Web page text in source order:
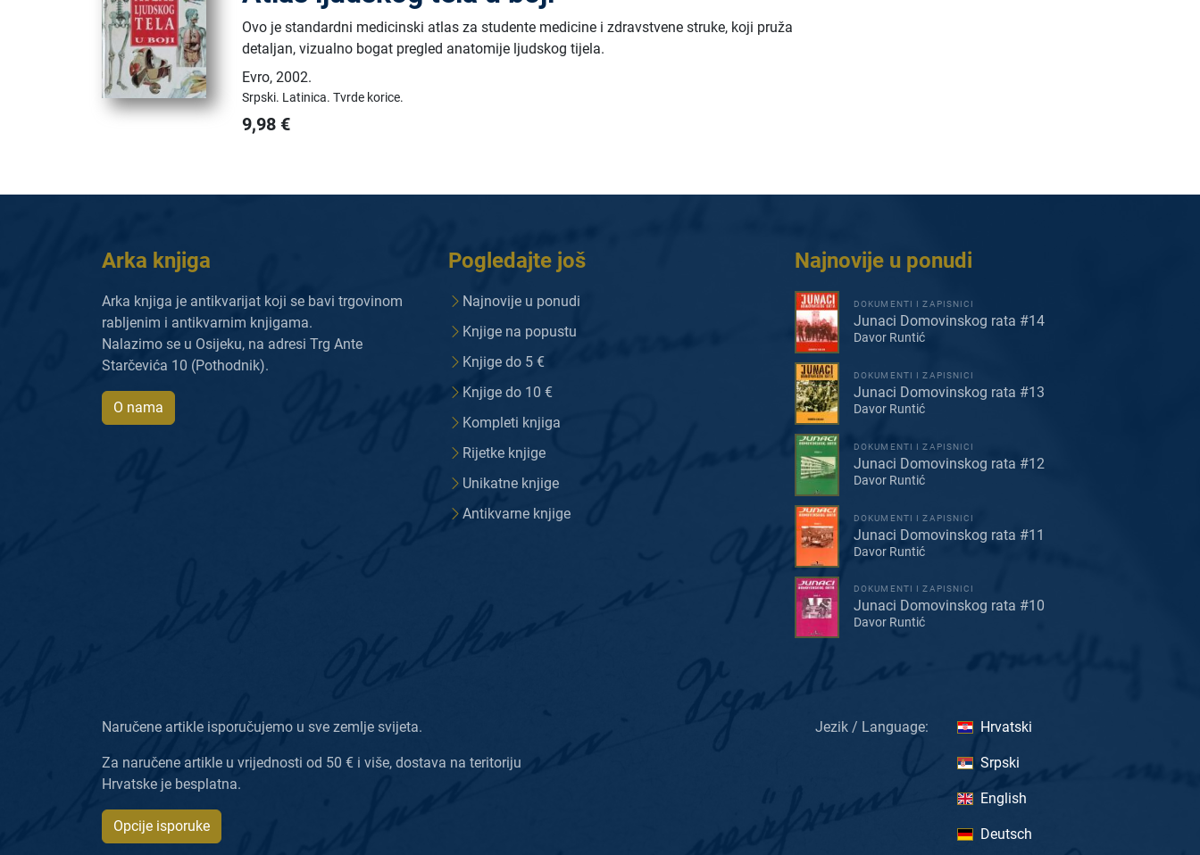
Ovo je standardni medicinski atlas za studente medicine i zdravstvene struke, koji pruža
detaljan, vizualno bogat pregled anatomije ljudskog tijela.
Evro,2002.
Srpski. Latinica.Tvrde korice.
9,98 €
Arka knjiga
Arka knjiga je antikvarijat koji se bavi trgovinom
rabljenim i antikvarnim knjigama.
Nalazimo se u Osijeku, na adresi Trg Ante
Starčevića 10 (Pothodnik).
O nama
Pogledajte još
Najnovije u ponudi
Knjige na popustu
Knjige do 5 €
Knjige do 10 €
Kompleti knjiga
Rijetke knjige
Unikatne knjige
Antikvarne knjige
Najnovije u ponudi
DOKUMENTI I ZAPISNICI
Junaci Domovinskog rata #14
Davor Runtić
DOKUMENTI I ZAPISNICI
Junaci Domovinskog rata #13
Davor Runtić
DOKUMENTI I ZAPISNICI
Junaci Domovinskog rata #12
Davor Runtić
DOKUMENTI I ZAPISNICI
Junaci Domovinskog rata #11
Davor Runtić
DOKUMENTI I ZAPISNICI
Junaci Domovinskog rata #10
Davor Runtić
Naručene artikle isporučujemo u sve zemlje svijeta.
Za naručene artikle u vrijednosti od 50 € i više, dostava na teritoriju
Hrvatske je besplatna.
Opcije isporuke
Jezik / Language: Hrvatski
Srpski
English
Deutsch